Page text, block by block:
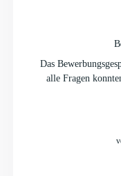
Das
alle Fragen